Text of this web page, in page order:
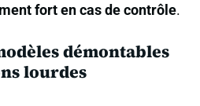
fort en cas de contrôle.
démontables
lourdes